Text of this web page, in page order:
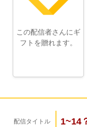
この配信者さんにギ
フトを贈れます。
配信タイトル 1~14